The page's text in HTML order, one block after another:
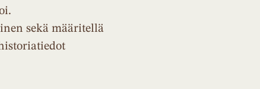
sekä määritellä